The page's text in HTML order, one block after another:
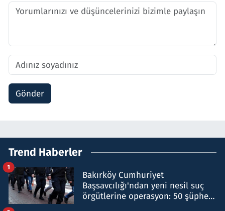
Gönder
Trend Haberler
Bakırköy Cumhuriyet
Başsavcılığı'ndan yeni nesil suç
örgütlerine operasyon: 50 şüpheli
1